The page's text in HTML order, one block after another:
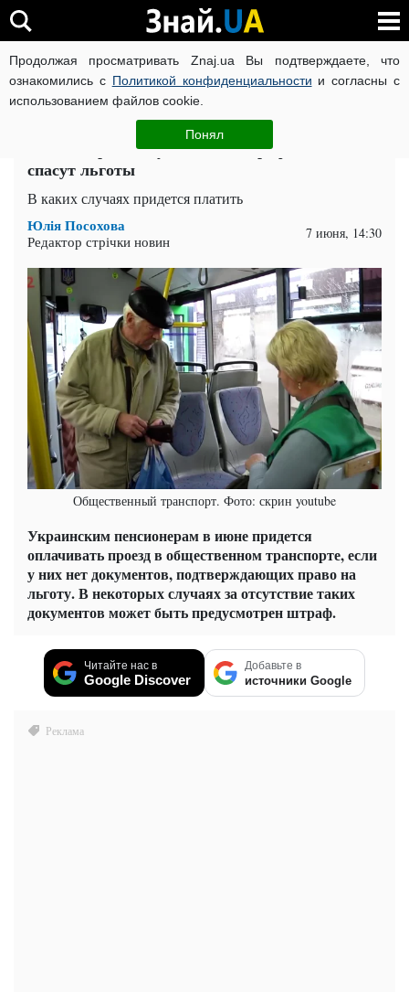
Продолжая просматривать Znaj.ua Вы подтверждаете, что
ознакомились с Политикой конфиденциальности и согласны с
использованием файлов cookie.
Понял
ВОЙНА РОССИИ ПРОТИВ УКРАИНЫ КОРОНАВИРУС В
ЧИТАТИ УКРАЇНСЬКОЮ
Пенсионерам могут впаять штраф: кого не
спасут льготы
В каких случаях придется платить
Юлія Посохова
Редактор стрічки новин 7 июня, 14:30
Общественный транспорт. Фото: скрин youtube
Украинским пенсионерам в июне придется
оплачивать проезд в общественном транспорте, если
у них нет документов, подтверждающих право на
льготу. В некоторых случаях за отсутствие таких
документов может быть предусмотрен штраф.
Читайте нас в
Google Discover
Добавьте в
источники Google